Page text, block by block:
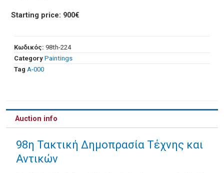
Starting price: 900€
Κωδικός: 98th-224
Category Paintings
Tag Α-000
Auction info
98η Τακτική Δημοπρασία Τέχνης και
Αντικών